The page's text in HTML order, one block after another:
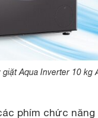
giặt Aqua Inverter 10 kg
phím chức